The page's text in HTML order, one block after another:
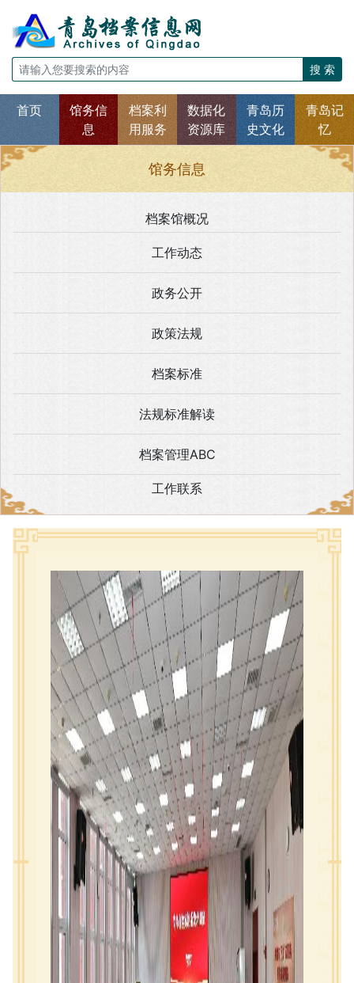
搜 索
首页
馆务信
息
档案利
用服务
数据化
资源库
青岛历
史文化
青岛记
忆
馆务信息
档案馆概况
工作动态
政务公开
政策法规
档案标准
法规标准解读
档案管理ABC
工作联系